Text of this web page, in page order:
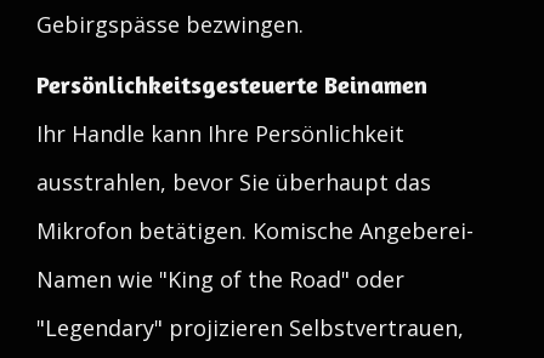
Gebirgspässe bezwingen.
Persönlichkeitsgesteuerte Beinamen
Ihr Handle kann Ihre Persönlichkeit
ausstrahlen, bevor Sie überhaupt das
Mikrofon betätigen. Komische Angeberei-
Namen wie "King of the Road" oder
"Legendary" projizieren Selbstvertrauen,